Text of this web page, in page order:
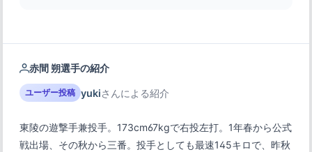
赤間 朔選手の紹介
ユーザー投稿 yukiさんによる紹介
東陵の遊撃手兼投手。173cm67kgで右投左打。1年春から公式
戦出場、その秋から三番。投手としても最速145キロで、昨秋